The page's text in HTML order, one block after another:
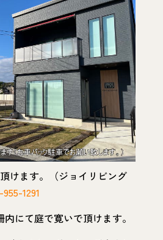
けます。（ジョイリビング
1291
にて庭で寛いで頂けます。